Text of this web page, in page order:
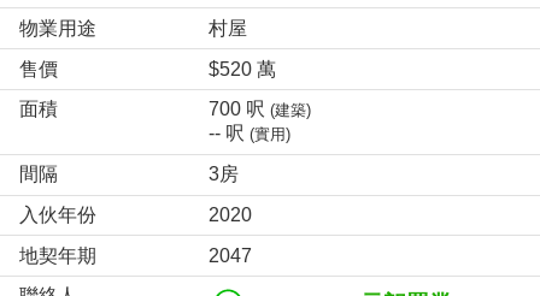
物業用途
村屋
售價
$520 萬
面積
700 呎 (建築)
-- 呎 (實用)
間隔
3房
入伙年份
2020
地契年期
2047